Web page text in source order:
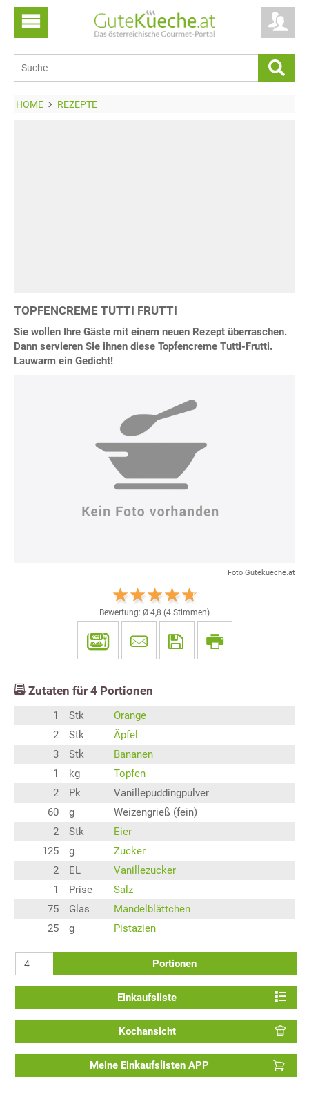
HOME REZEPTE
TOPFENCREME TUTTI FRUTTI
Sie wollen Ihre Gäste mit einem neuen Rezept überraschen.
Dann servieren Sie ihnen diese Topfencreme Tutti-Frutti.
Lauwarm ein Gedicht!
Foto Gutekueche.at
Bewertung: Ø 4,8 (4 Stimmen)
Zutaten für 4 Portionen
1 Stk
Orange
2
Stk
Äpfel
3
Stk
Bananen
1
kg
Topfen
2
Pk
Vanillepuddingpulver
60
g
Weizengrieß (fein)
2
Stk
Eier
125
g
Zucker
2
EL
Vanillezucker
1
Prise
Salz
75
Glas
Mandelblättchen
25
g Pistazien
Portionen
Einkaufsliste
Kochansicht
Meine Einkaufslisten APP